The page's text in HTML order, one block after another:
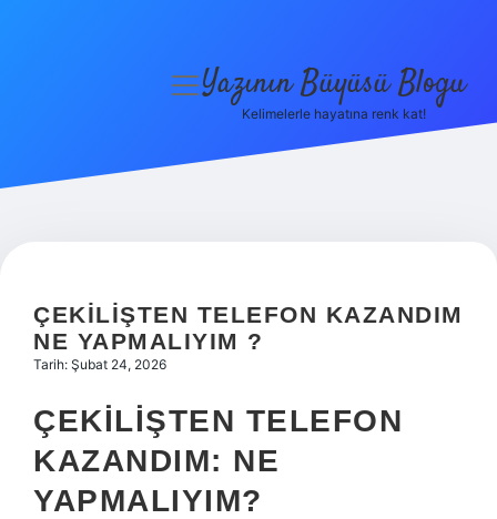
Hakkımızda
menüyü
Yazının Büyüsü Blogu
Kelimelerle hayatına renk kat!
ÇEKILIŞTEN TELEFON KAZANDIM
NE YAPMALIYIM ?
Tarih: Şubat 24, 2026
ÇEKILIŞTEN TELEFON
KAZANDIM: NE
YAPMALIYIM?